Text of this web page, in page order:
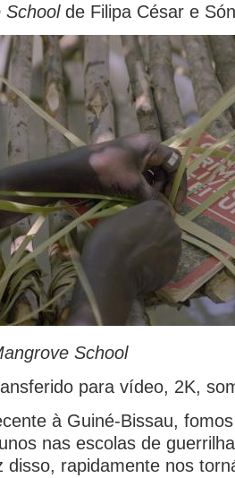
School de Filipa César e
School
para vídeo, 2K,
à Guiné-Bissau,
nas escolas de
disso, rapidamente nos